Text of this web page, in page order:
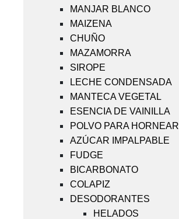
MANJAR BLANCO
MAIZENA
CHUÑO
MAZAMORRA
SIROPE
LECHE CONDENSADA
MANTECA VEGETAL
ESENCIA DE VAINILLA
POLVO PARA HORNEAR
AZÚCAR IMPALPABLE
FUDGE
BICARBONATO
COLAPIZ
DESODORANTES
HELADOS